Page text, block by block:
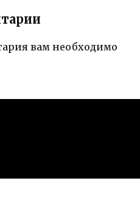
вам необходимо